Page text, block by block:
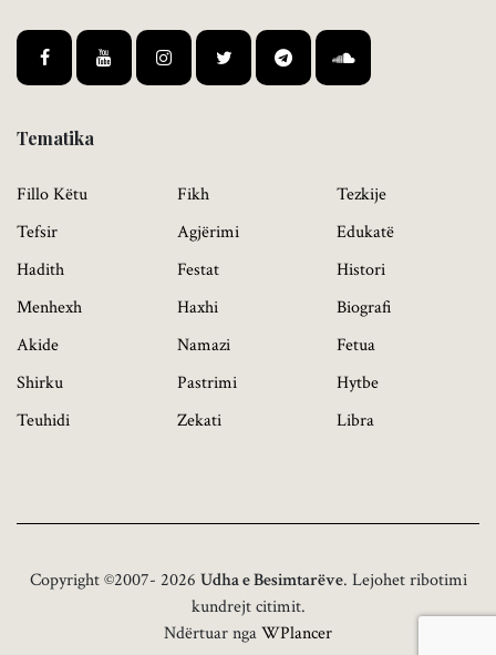
Tematika
Fillo Këtu
Tefsir
Hadith
Menhexh
Akide
Shirku
Teuhidi
Fikh
Agjërimi
Festat
Haxhi
Namazi
Pastrimi
Zekati
Tezkije
Edukatë
Histori
Biografi
Fetua
Hytbe
Libra
Copyright ©2007- 2026 Udha e Besimtarëve. Lejohet ribotimi
kundrejt citimit.
Ndërtuar ngaWPlancer